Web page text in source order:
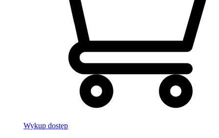
Wykup dostęp